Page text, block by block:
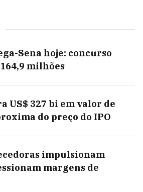
Sena hoje: concurso
milhões
US$ 327 bi em valor de
do preço do IPO
impulsionam
margens de